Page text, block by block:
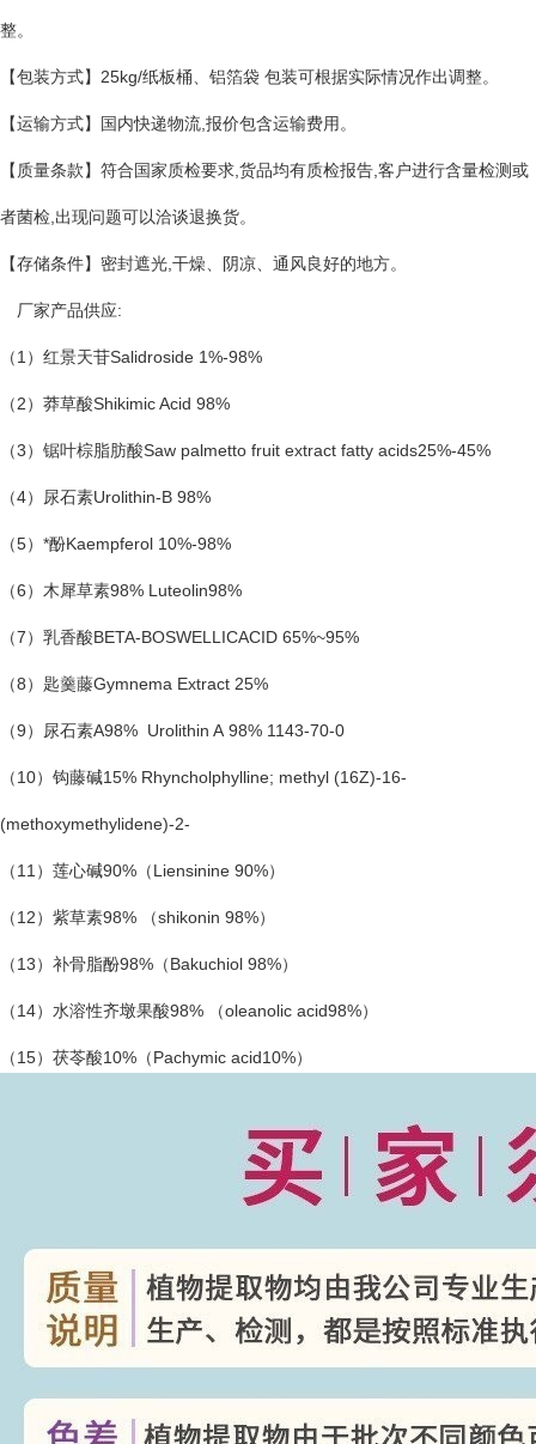
整。
【包装方式】25kg/纸板桶、铝箔袋 包装可根据实际情况作出调整。
【运输方式】国内快递物流,报价包含运输费用。
【质量条款】符合国家质检要求,货品均有质检报告,客户进行含量检测或
者菌检,出现问题可以洽谈退换货。
【存储条件】密封遮光,干燥、阴凉、通风良好的地方。
厂家产品供应:
（1）红景天苷Salidroside 1%-98%
（2）莽草酸Shikimic Acid 98%
（3）锯叶棕脂肪酸Saw palmetto fruit extract fatty acids25%-45%
（4）尿石素Urolithin-B 98%
（5）*酚Kaempferol 10%-98%
（6）木犀草素98% Luteolin98%
（7）乳香酸BETA-BOSWELLICACID 65%~95%
（8）匙羹藤Gymnema Extract 25%
（9）尿石素A98% Urolithin A 98% 1143-70-0
（10）钩藤碱15% Rhyncholphylline; methyl (16Z)-16-
(methoxymethylidene)-2-
（11）莲心碱90%（Liensinine 90%）
（12）紫草素98% （shikonin 98%）
（13）补骨脂酚98%（Bakuchiol 98%）
（14）水溶性齐墩果酸98% （oleanolic acid98%）
（15）茯苓酸10%（Pachymic acid10%）